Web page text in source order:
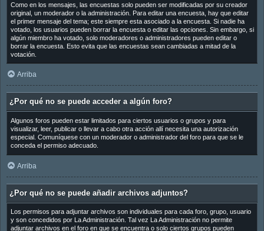
Como en los mensajes, las encuestas solo pueden ser modificadas por su creador
original, un moderador o la administración. Para editar una encuesta, hay que editar
el primer mensaje del tema; este siempre esta asociado a la encuesta. Si nadie ha
votado, los usuarios pueden borrar la encuesta o editar las opciones. Sin embargo, si
algún miembro ha votado, solo moderadores o administradores pueden editar o
borrar la encuesta. Esto evita que las encuestas sean cambiadas a mitad de la
votación.
Arriba
¿Por qué no se puede acceder a algún foro?
Algunos foros pueden estar limitados para ciertos usuarios o grupos y para
visualizar, leer, publicar o llevar a cabo otra acción allí necesita una autorización
especial. Comuníquese con un moderador o administrador del foro para que se le
conceda el permiso adecuado.
Arriba
¿Por qué no se puede añadir archivos adjuntos?
Los permisos para adjuntar archivos son individuales para cada foro, grupo, usuario
y son concedidos por La Administración. Tal vez La Administración no permite
adjuntar archivos en el foro en que se encuentra o solo ciertos grupos pueden